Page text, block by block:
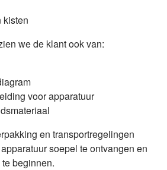
kisten
we de klant ook van:
voor apparatuur
en transportregelingen
soepel te ontvangen en
beginnen.